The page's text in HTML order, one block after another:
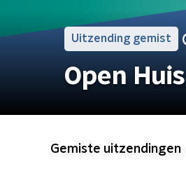
Uitzending gemist
Open Huis
Gemiste uitzendingen